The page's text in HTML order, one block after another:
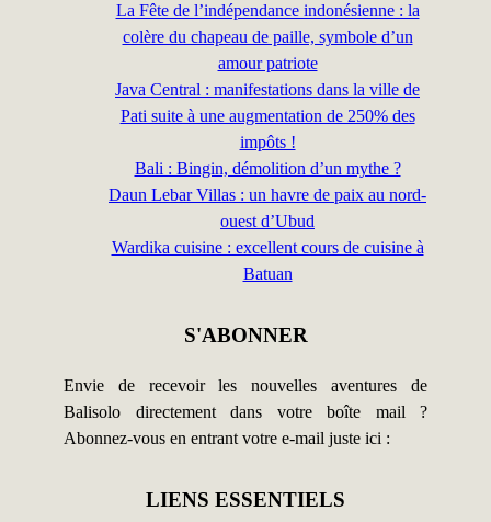
La Fête de l’indépendance indonésienne : la
colère du chapeau de paille, symbole d’un
amour patriote
Java Central : manifestations dans la ville de
Pati suite à une augmentation de 250% des
impôts !
Bali : Bingin, démolition d’un mythe ?
Daun Lebar Villas : un havre de paix au nord-
ouest d’Ubud
Wardika cuisine : excellent cours de cuisine à
Batuan
S'ABONNER
Envie de recevoir les nouvelles aventures de
Balisolo directement dans votre boîte mail ?
Abonnez-vous en entrant votre e-mail juste ici :
LIENS ESSENTIELS